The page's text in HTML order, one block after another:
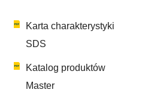
Karta charakterystyki
SDS
Katalog produktów
Master